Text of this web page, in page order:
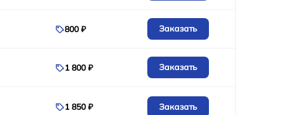
800 ₽ Заказать
1 800 ₽ Заказать
1 850 ₽ Заказать